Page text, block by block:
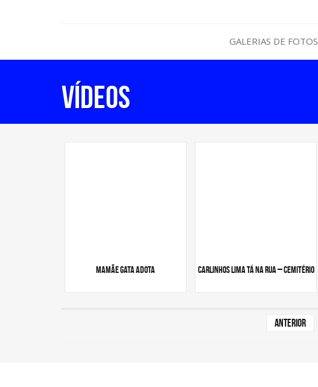
GALERIAS DE FOTOS
Vídeos
Mamãe gata adota Carlinhos Lima tá na rua – cemitério
Anterior